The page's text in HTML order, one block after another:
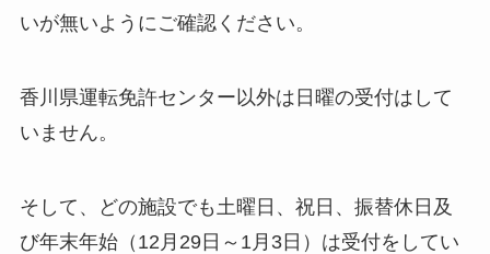
いが無いようにご確認ください。
香川県運転免許センター以外は日曜の受付はして
いません。
そして、どの施設でも土曜日、祝日、振替休日及
び年末年始（12月29日～1月3日）は受付をしてい